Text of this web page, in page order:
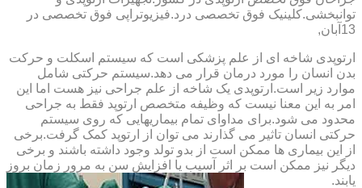
توانبخشی.کلینیک فوق تخصصی درد.فیزیوتراپی فوق تخصصی در
13آبان,
ارتوپدی شاخه ای از علم پزشکی است که سیستم اسکلت و حرکت
بدن انسان را مورد درمان قرار می دهد.سیستم حرکتی شامل
موارد زیر است.ارتوپدی یک شاخه از علم جراحی نیز هست اما این
امر به این معنا نیست که وظیفه متخصص ارتوپد فقط به جراحی
محدود می شود.برای مداوای تمام بیماریهایی که روی سیستم
حرکتی انسان تاثیر می گذارند می توان از ارتوپد کمک گرفت.برخی
از این بیماری ها ممکن است از بدو تولد وجود داشته باشند و برخی
دیگر نیز ممکن است بر اثر آسیب یا افزایش سن به مرور زمان بروز
یابند.